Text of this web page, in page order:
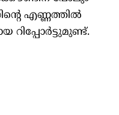
എണ്ണത്തില്‍
റിപ്പോര്‍ട്ടുമുണ്ട്.